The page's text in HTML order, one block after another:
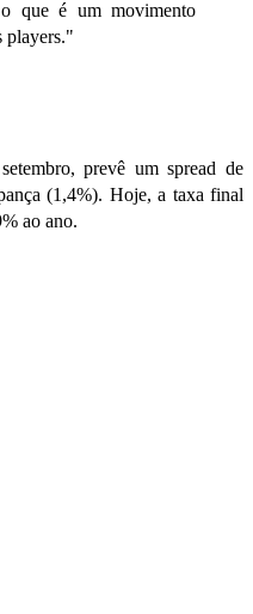
o que é um movimento
players."
prevê um spread de
(1,4%). Hoje, a taxa final
ao ano.